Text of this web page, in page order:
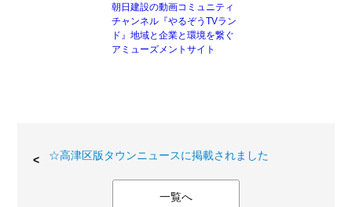
朝日建設の動画コミュニティ
チャンネル『やるぞうTVラン
ド』地域と企業と環境を繋ぐ
アミューズメントサイト
☆高津区版タウンニュースに掲載されました
一覧へ